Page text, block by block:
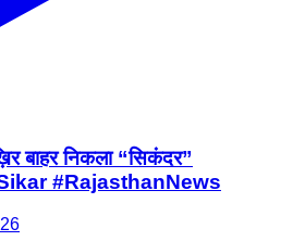
बाहर निकला “सिकंदर”
#RajasthanNews